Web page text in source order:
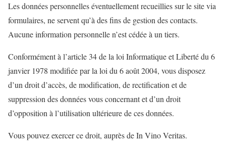
Les données personnelles éventuellement recueillies sur le site via
formulaires, ne servent qu’à des fins de gestion des contacts.
Aucune information personnelle n’est cédée à un tiers.
Conformément à l’article 34 de la loi Informatique et Liberté du 6
janvier 1978 modifiée par la loi du 6 août 2004, vous disposez
d’un droit d’accès, de modification, de rectification et de
suppression des données vous concernant et d’un droit
d’opposition à l’utilisation ultérieure de ces données.
Vous pouvez exercer ce droit, auprès de In Vino Veritas.